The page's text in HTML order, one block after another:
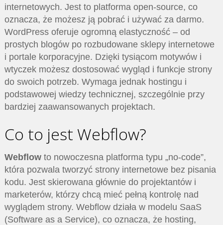
internetowych. Jest to platforma open-source, co
oznacza, że możesz ją pobrać i używać za darmo.
WordPress oferuje ogromną elastyczność – od
prostych blogów po rozbudowane sklepy internetowe
i portale korporacyjne. Dzięki tysiącom motywów i
wtyczek możesz dostosować wygląd i funkcje strony
do swoich potrzeb. Wymaga jednak hostingu i
podstawowej wiedzy technicznej, szczególnie przy
bardziej zaawansowanych projektach.
Co to jest Webflow?
Webflowto nowoczesna platforma typu „no-code”,
która pozwala tworzyć strony internetowe bez pisania
kodu. Jest skierowana głównie do projektantów i
marketerów, którzy chcą mieć pełną kontrolę nad
wyglądem strony. Webflow działa w modelu SaaS
(Software as a Service), co oznacza, że hosting,